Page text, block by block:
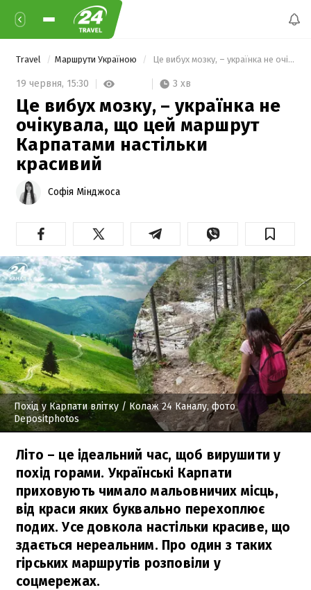
Travel Маршрути Україною Це вибух мозку, – українка не очікувала, що цей маршрут Карпатами настільки красивий
19 червня, 15:30 3 хв
Це вибух мозку, – українка не
очікувала, що цей маршрут
Карпатами настільки
красивий
Софія Мінджоса
Похід у Карпати влітку / Колаж 24 Каналу, фото
Depositphotos
Літо – це ідеальний час, щоб вирушити у
похід горами. Українські Карпати
приховують чимало мальовничих місць,
від краси яких буквально перехоплює
подих. Усе довкола настільки красиве, що
здається нереальним. Про один з таких
гірських маршрутів розповіли у
соцмережах.